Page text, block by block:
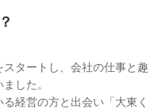
タートし、会社の仕事と趣
した。
経営の方と出会い「大東く